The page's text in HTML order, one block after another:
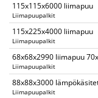
115x115x6000 liimapuu
Liimapuupalkit
115x225x4000 liimapuu
Liimapuupalkit
68x68x2990 liimapuu
Liimapuupalkit
88x88x3000
Liimapuupalkit